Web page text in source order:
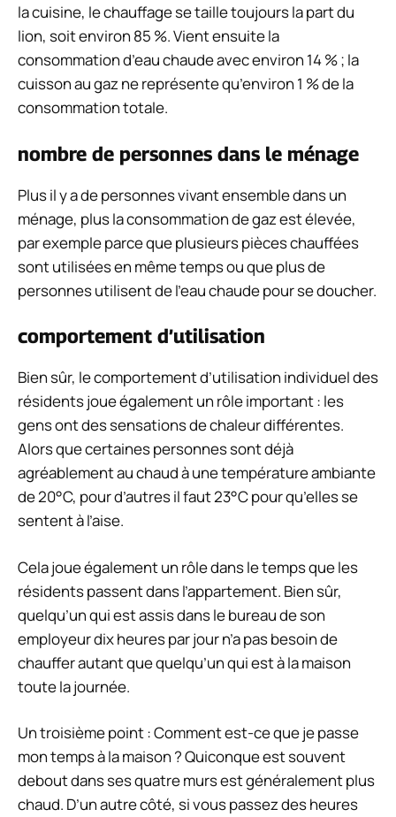
la cuisine, le chauffage se taille toujours la part du
lion, soit environ 85 %. Vient ensuite la
consommation d’eau chaude avec environ 14 % ; la
cuisson au gaz ne représente qu’environ 1 % de la
consommation totale.
nombre de personnes dans le ménage
Plus il y a de personnes vivant ensemble dans un
ménage, plus la consommation de gaz est élevée,
par exemple parce que plusieurs pièces chauffées
sont utilisées en même temps ou que plus de
personnes utilisent de l’eau chaude pour se doucher.
comportement d’utilisation
Bien sûr, le comportement d’utilisation individuel des
résidents joue également un rôle important : les
gens ont des sensations de chaleur différentes.
Alors que certaines personnes sont déjà
agréablement au chaud à une température ambiante
de 20°C, pour d’autres il faut 23°C pour qu’elles se
sentent à l’aise.
Cela joue également un rôle dans le temps que les
résidents passent dans l’appartement. Bien sûr,
quelqu’un qui est assis dans le bureau de son
employeur dix heures par jour n’a pas besoin de
chauffer autant que quelqu’un qui est à la maison
toute la journée.
Un troisième point : Comment est-ce que je passe
mon temps à la maison ? Quiconque est souvent
debout dans ses quatre murs est généralement plus
chaud. D’un autre côté, si vous passez des heures